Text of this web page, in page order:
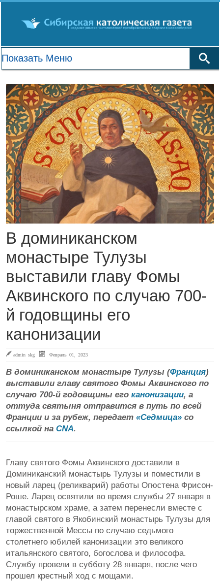
В доминиканском
монастыре Тулузы
выставили главу Фомы
Аквинского по случаю 700-
й годовщины его
канонизации
admin skg Февраль 01, 2023
В доминиканском монастыре Тулузы (Франция)
выставили главу святого Фомы Аквинского по
случаю 700-й годовщины его канонизации, а
оттуда святыня отправится в путь по всей
Франции и за рубеж, передает «Седмица» со
ссылкой на CNA.
Главу святого Фомы Аквинского доставили в
Доминиканский монастырь Тулузы и поместили в
новый ларец (реликварий) работы Огюстена Фрисон-
Роше. Ларец освятили во время службы 27 января в
монастырском храме, а затем перенесли вместе с
главой святого в Якобинский монастырь Тулузы для
торжественной Мессы по случаю седьмого
столетнего юбилей канонизации это великого
итальянского святого, богослова и философа.
Службу провели в субботу 28 января, после чего
прошел крестный ход с мощами.